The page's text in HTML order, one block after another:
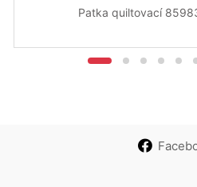
Patka quiltovací